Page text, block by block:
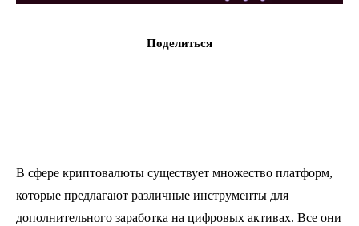
Поделиться
В сфере криптовалюты существует множество платформ,
которые предлагают различные инструменты для
дополнительного заработка на цифровых активах. Все они